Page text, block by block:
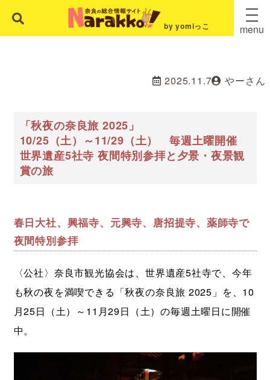
by yomiっこ menu
2025.11.7 やーさん
「秋夜の奈良旅 2025」
10/25（土）～11/29（土） 毎週土曜開催
世界遺産5社寺 夜間特別参拝と夕景・夜景観
賞の旅
春日大社、興福寺、元興寺、唐招提寺、薬師寺で
夜間特別参拝
〈公社〉奈良市観光協会は、世界遺産5社寺で、今年
も秋の夜を満喫できる「秋夜の奈良旅 2025」を、10
月25日（土）～11月29日（土）の毎週土曜日に開催
中。